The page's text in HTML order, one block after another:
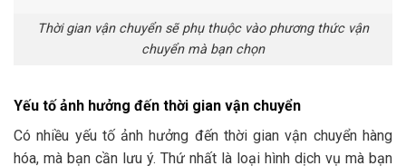
Thời gian vận chuyển sẽ phụ thuộc vào phương thức vận
chuyển mà bạn chọn
Yếu tố ảnh hưởng đến thời gian vận chuyển
Có nhiều yếu tố ảnh hưởng đến thời gian vận chuyển hàng
hóa, mà bạn cần lưu ý. Thứ nhất là loại hình dịch vụ mà bạn